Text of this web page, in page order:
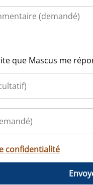
que Mascus me
confidentialité